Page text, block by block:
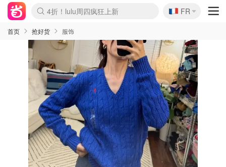
Boticinal 夏促开抢！
4折！lulu周四疯狂上新
还没结束！&OtherStories大促
Joybuy变相75折 随时失效
速领！Stanley独家85折
疑似霸哥！Camper额外叠85折
Zalando 奥莱闪促！每日更新
Moncler反季囤！5折起+叠9折
Coach Brooklyn仅€192
🇫🇷
FR
首页 抢好货 服饰